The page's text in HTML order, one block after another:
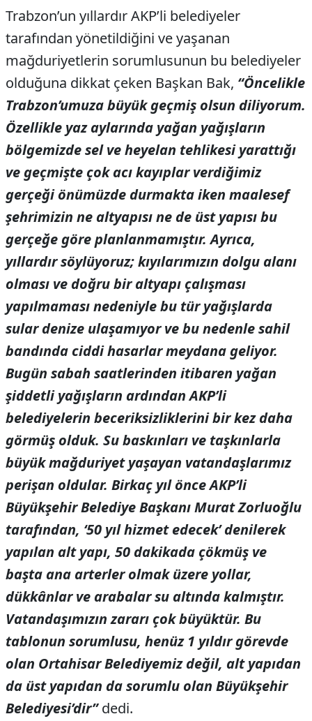
Trabzon’un yıllardır AKP’li belediyeler
tarafından yönetildiğini ve yaşanan
mağduriyetlerin sorumlusunun bu belediyeler
olduğuna dikkat çeken Başkan Bak, “Öncelikle
Trabzon’umuza büyük geçmiş olsun diliyorum.
Özellikle yaz aylarında yağan yağışların
bölgemizde sel ve heyelan tehlikesi yarattığı
ve geçmişte çok acı kayıplar verdiğimiz
gerçeği önümüzde durmakta iken maalesef
şehrimizin ne altyapısı ne de üst yapısı bu
gerçeğe göre planlanmamıştır. Ayrıca,
yıllardır söylüyoruz; kıyılarımızın dolgu alanı
olması ve doğru bir altyapı çalışması
yapılmaması nedeniyle bu tür yağışlarda
sular denize ulaşamıyor ve bu nedenle sahil
bandında ciddi hasarlar meydana geliyor.
Bugün sabah saatlerinden itibaren yağan
şiddetli yağışların ardından AKP’li
belediyelerin beceriksizliklerini bir kez daha
görmüş olduk. Su baskınları ve taşkınlarla
büyük mağduriyet yaşayan vatandaşlarımız
perişan oldular. Birkaç yıl önce AKP’li
Büyükşehir Belediye Başkanı Murat Zorluoğlu
tarafından, ‘50 yıl hizmet edecek’ denilerek
yapılan alt yapı, 50 dakikada çökmüş ve
başta ana arterler olmak üzere yollar,
dükkânlar ve arabalar su altında kalmıştır.
Vatandaşımızın zararı çok büyüktür. Bu
tablonun sorumlusu, henüz 1 yıldır görevde
olan Ortahisar Belediyemiz değil, alt yapıdan
da üst yapıdan da sorumlu olan Büyükşehir
Belediyesi’dir”dedi.